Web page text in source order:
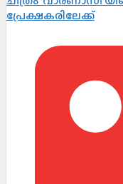
പ്രേക്ഷകരിലേക്ക്